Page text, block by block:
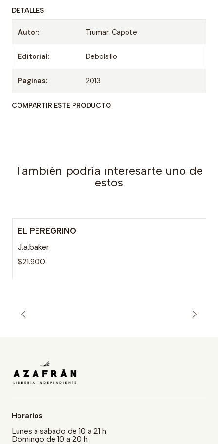
DETALLES
Autor: Truman Capote
Editorial: Debolsillo
Paginas: 2013
COMPARTIR ESTE PRODUCTO
También podría interesarte uno de
estos
EL PEREGRINO
J.a.baker
$21.900
Horarios
Lunes a sábado de 10 a 21 h
Domingo de 10 a 20 h